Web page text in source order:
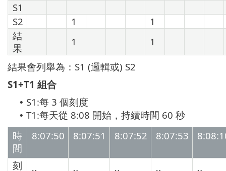
S1
S2
1
1
結
果
1
1
結果會列舉為：S1 (邏輯或) S2
S1+T1 組合
• S1:每 3 個刻度
• T1:每天從 8:08 開始，持續時間 60 秒
時
間
8:07:50 8:07:51 8:07:52 8:07:53
刻